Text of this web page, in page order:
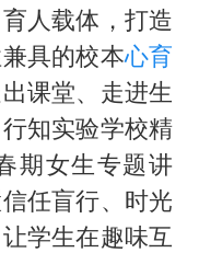
人载体，打造
具的校本心育
课堂、走进生
知实验学校精
期女生专题讲
任盲行、时光
学生在趣味互